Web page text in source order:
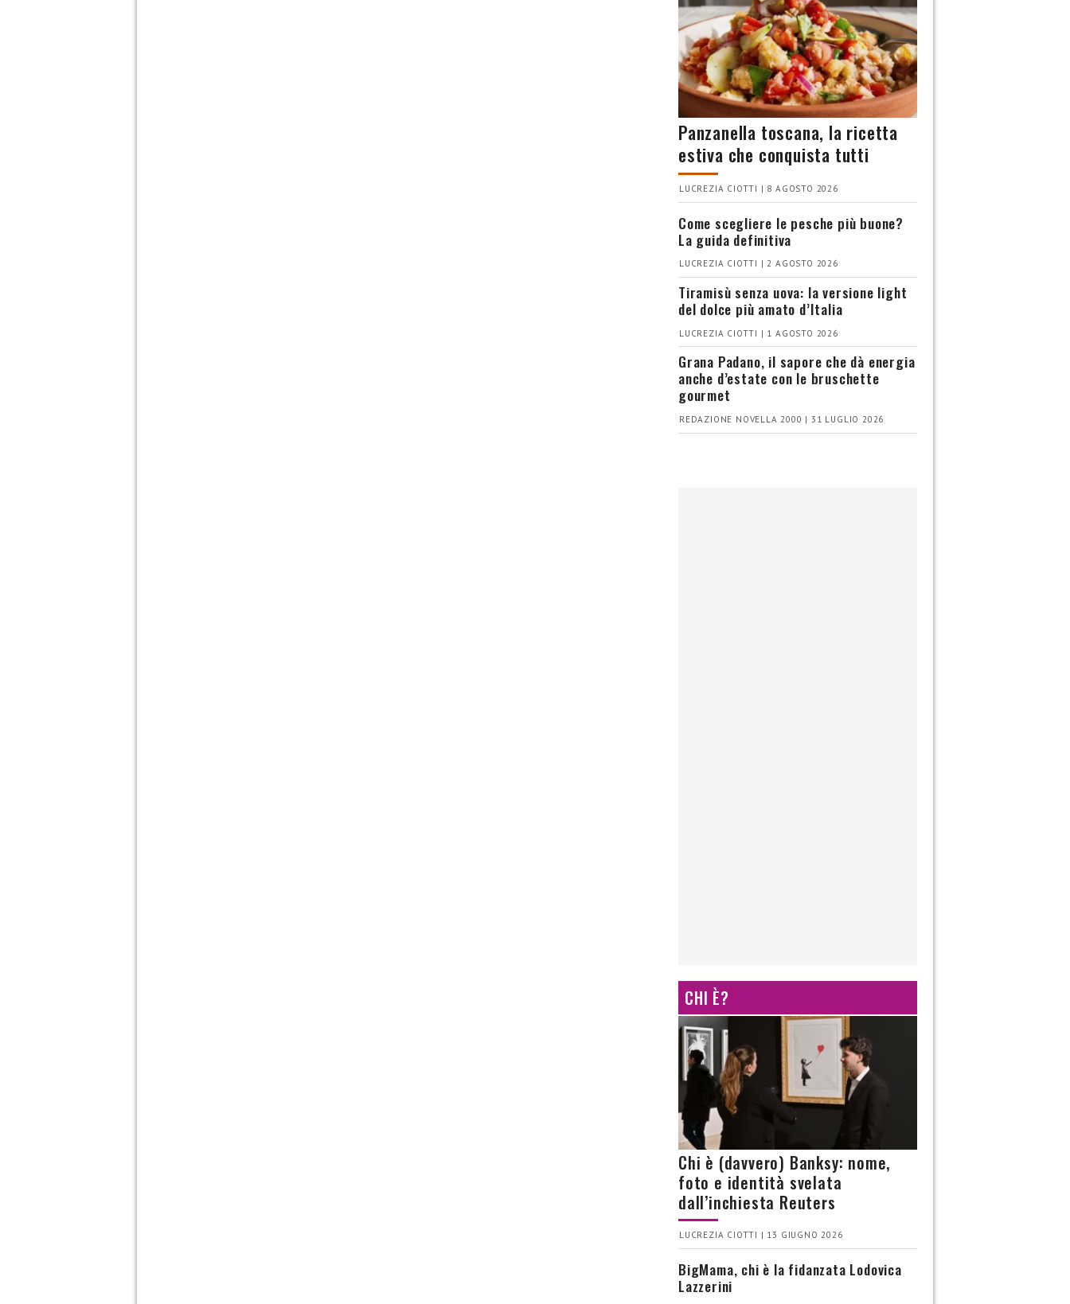
Panzanella toscana, la ricetta
estiva che conquista tutti
LUCREZIA CIOTTI | 8 AGOSTO 2026
Come scegliere le pesche più buone?
La guida definitiva
LUCREZIA CIOTTI | 2 AGOSTO 2026
Tiramisù senza uova: la versione light
del dolce più amato d’Italia
LUCREZIA CIOTTI | 1 AGOSTO 2026
Grana Padano, il sapore che dà energia
anche d’estate con le bruschette
gourmet
REDAZIONE NOVELLA 2000 | 31 LUGLIO 2026
CHI È?
Chi è (davvero) Banksy: nome,
foto e identità svelata
dall’inchiesta Reuters
LUCREZIA CIOTTI | 13 GIUGNO 2026
BigMama, chi è la fidanzata Lodovica
Lazzerini